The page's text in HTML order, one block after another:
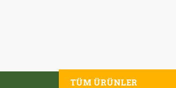
TÜM ÜRÜNLER